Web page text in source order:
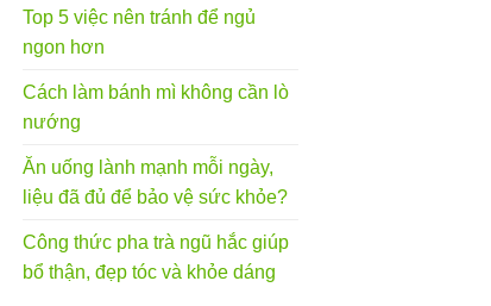
Top 5 việc nên tránh để ngủ
ngon hơn
Cách làm bánh mì không cần lò
nướng
Ăn uống lành mạnh mỗi ngày,
liệu đã đủ để bảo vệ sức khỏe?
Công thức pha trà ngũ hắc giúp
bổ thận, đẹp tóc và khỏe dáng